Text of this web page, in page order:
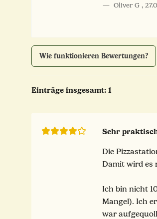
Oliver G ,
Wie funktionieren Bewertungen?
Einträge insgesamt: 1
Sehr
Die
Damit wird es
Ich bin nicht
Mangel). Ich
war